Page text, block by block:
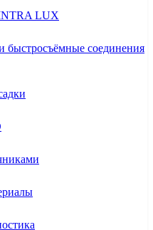
LUX
соединения